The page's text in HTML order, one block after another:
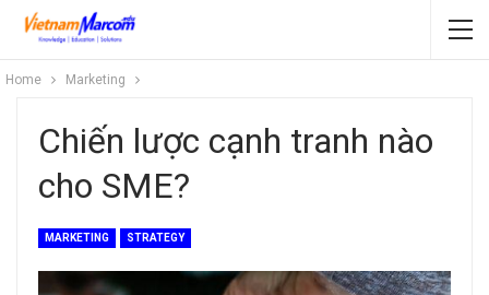
Home Marketing
Chiến lược cạnh tranh nào
cho SME?
MARKETING STRATEGY